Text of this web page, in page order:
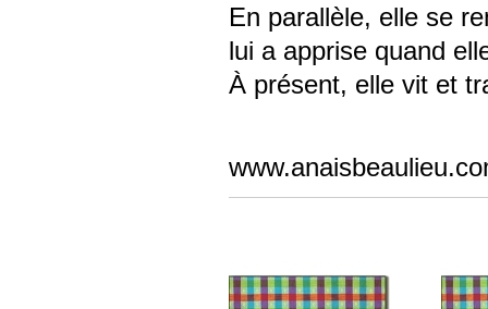
En parallèle, elle se
lui a apprise quand
À présent, elle vit et